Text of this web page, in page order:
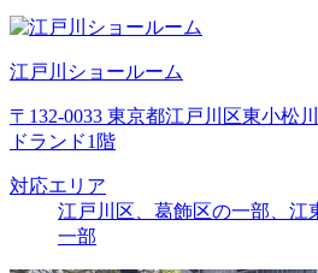
江戸川ショールーム
〒132-0033 東京都江戸川区東小松
ドランド1階
対応エリア
江戸川区、葛飾区の一部、江
一部